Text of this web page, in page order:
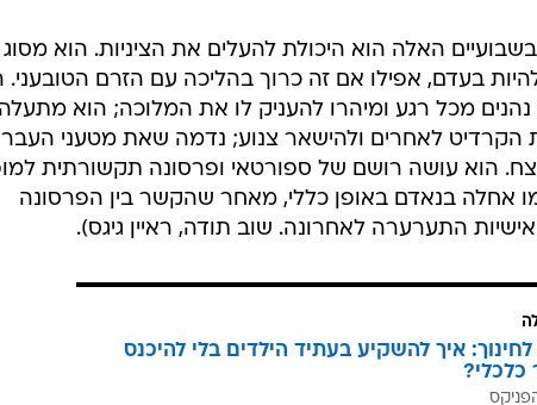
האלה הוא היכולת להעלים את הציניות. הוא מסוג
בעדם, אפילו אם זה כרוך בהליכה עם הזרם הטובעני.
נהנים מכל רגע ומיהרו להעניק לו את המלוכה; הוא
הקרדיט לאחרים ולהישאר צנוע; נדמה שאת מטעני
הוא עושה רושם של ספורטאי ופרסונה תקשורתית
אחלה בנאדם באופן כללי, מאחר שהקשר בין הפרסונה
התערערה לאחרונה. שוב תודה, ראיין גיגס).
לחינוך: איך להשקיע בעתיד הילדים בלי להיכנס
כלכלי?